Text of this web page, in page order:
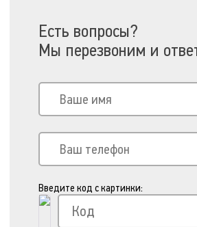
Есть вопросы?
Мы перезвоним и
Введите код с картинки: